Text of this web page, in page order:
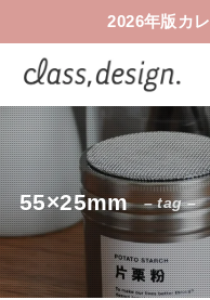
2026年版カ
55×25mm – tag –